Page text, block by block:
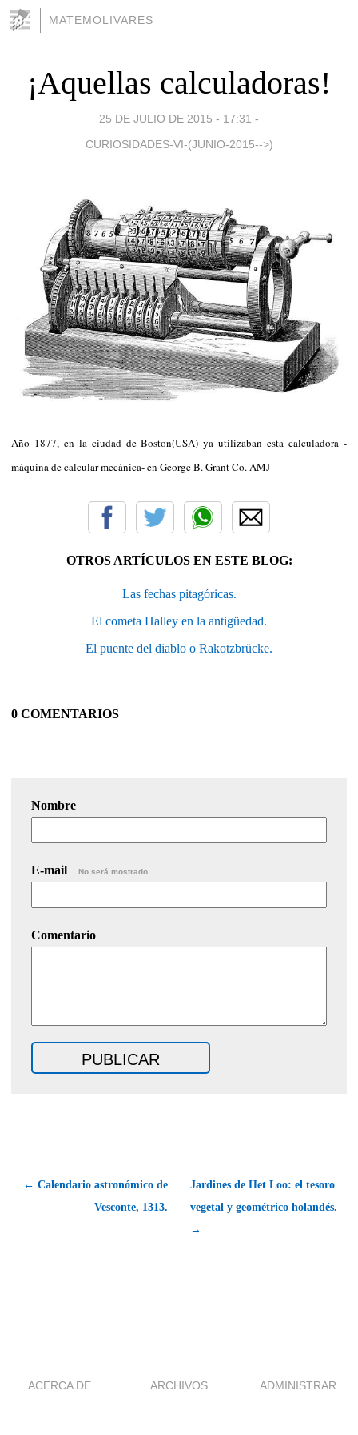
MATEMOLIVARES
¡Aquellas calculadoras!
25 DE JULIO DE 2015 - 17:31 -
CURIOSIDADES-VI-(JUNIO-2015-->)
Año 1877, en la ciudad de Boston(USA) ya utilizaban esta calculadora -
máquina de calcular mecánica- en George B. Grant Co. AMJ
OTROS ARTÍCULOS EN ESTE BLOG:
Las fechas pitagóricas.
El cometa Halley en la antigüedad.
El puente del diablo o Rakotzbrücke.
0 COMENTARIOS
Nombre
E-mail No será mostrado.
Comentario
← Calendario astronómico de
Vesconte, 1313.
Jardines de Het Loo: el tesoro
vegetal y geométrico holandés.
→
ACERCA DE ARCHIVOS ADMINISTRAR